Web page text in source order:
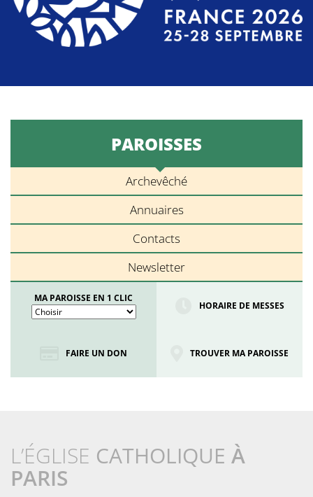
PAROISSES
Archevêché
Annuaires
Contacts
Newsletter
MA PAROISSE EN 1 CLIC
HORAIRE DE MESSES
FAIRE UN DON TROUVER MA PAROISSE
L’ÉGLISE CATHOLIQUE À
PARIS